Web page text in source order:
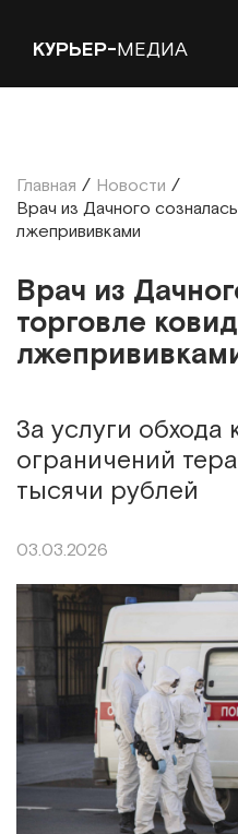
КУРЬЕР-МЕДИА
Главная / Новости /
Врач из Дачного
лжепрививками
Врач из
торговле
За услуги
ограничений
тысячи рублей
03.03.2026